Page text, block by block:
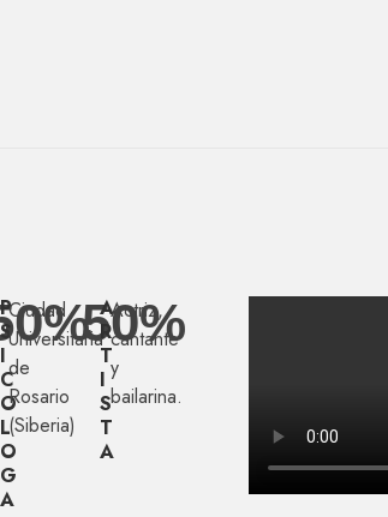
%
P
S
I
C
O
L
O
G
A
Ciudad
Universitaria
de
Rosario
(Siberia)
50%
A
R
T
I
S
T
A
Actriz,
cantante
y
bailarina.